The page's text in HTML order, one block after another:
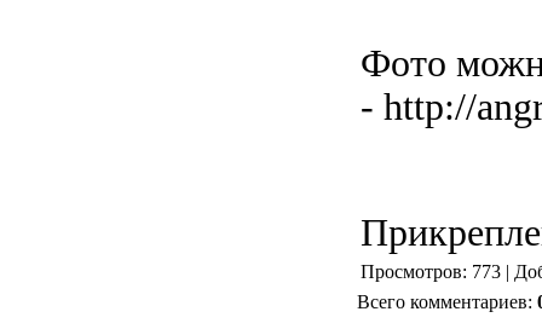
Фото
- http://
Просмотров: 773 |
Всего комментариев: